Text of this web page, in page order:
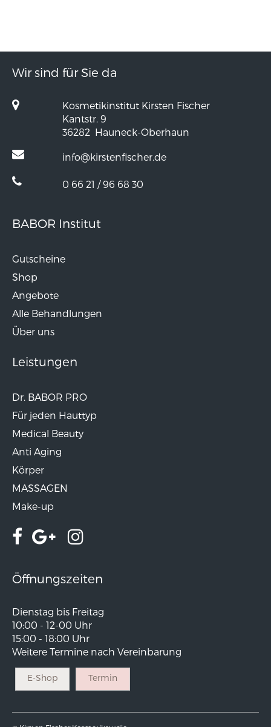
Wir sind für Sie da
Kosmetikinstitut Kirsten Fischer
Kantstr. 9
36282 Hauneck-Oberhaun
info@kirstenfischer.de
0 66 21 / 96 68 30
BABOR Institut
Gutscheine
Shop
Angebote
Alle Behandlungen
Über uns
Leistungen
Dr. BABOR PRO
Für jeden Hauttyp
Medical Beauty
Anti Aging
Körper
MASSAGEN
Make-up
Öffnungszeiten
Dienstag bis Freitag
10:00 - 12-00 Uhr
15:00 - 18:00 Uhr
Weitere Termine nach Vereinbarung
E-Shop Termin